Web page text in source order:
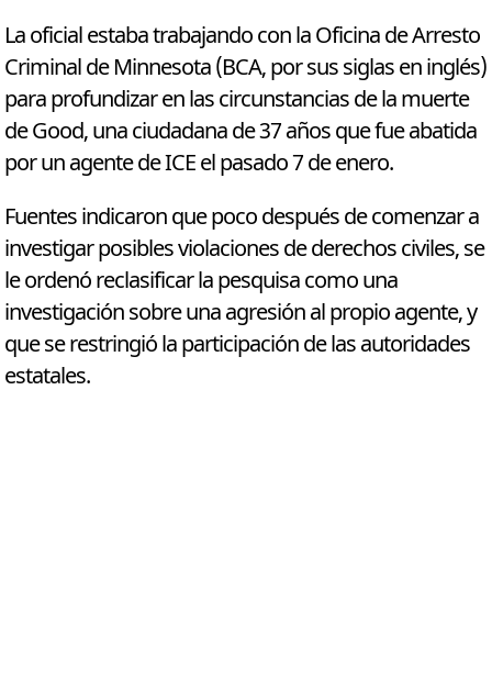
La oficial estaba trabajando con la Oficina de Arresto
Criminal de Minnesota (BCA, por sus siglas en inglés)
para profundizar en las circunstancias de la muerte
de Good, una ciudadana de 37 años que fue abatida
por un agente de ICE el pasado 7 de enero.
Fuentes indicaron que poco después de comenzar a
investigar posibles violaciones de derechos civiles, se
le ordenó reclasificar la pesquisa como una
investigación sobre una agresión al propio agente, y
que se restringió la participación de las autoridades
estatales.